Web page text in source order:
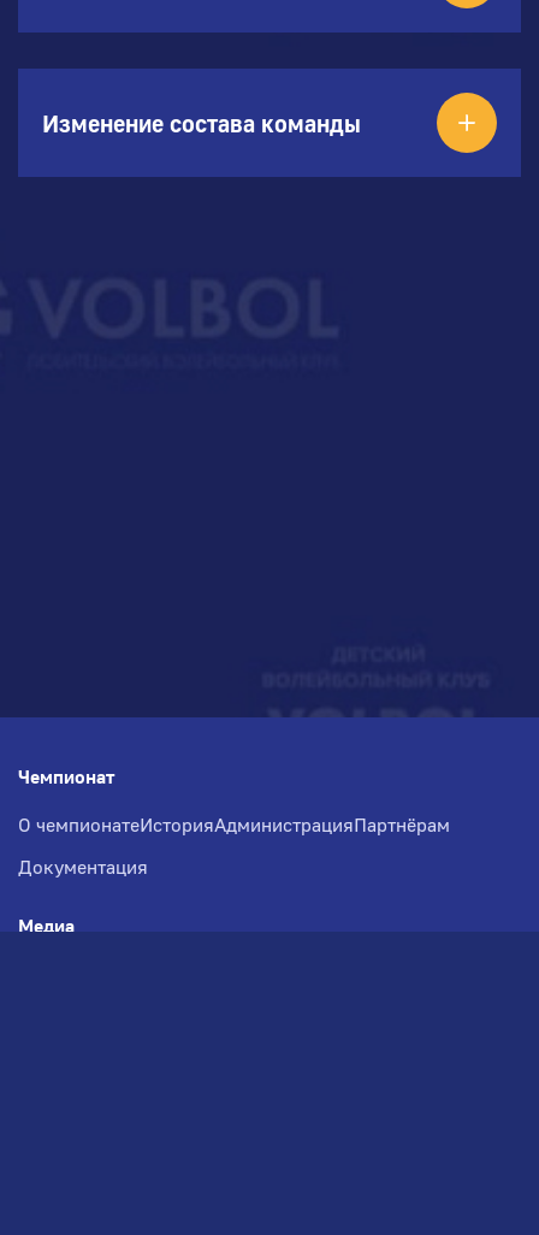
Изменение состава команды
Чемпионат
О чемпионатеИсторияАдминистрацияПартнёрам
Документация
Медиа